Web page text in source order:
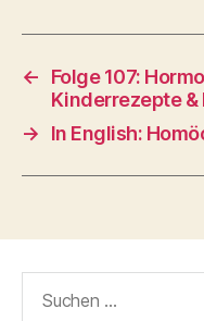
←
Folge 107:
Kinderrezepte
→
In English:
nach: